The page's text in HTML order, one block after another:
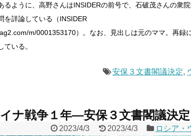
るように、高野さんはINSIDERの前号で、石破茂さんの衆
を詳論している（INSIDER
m/0001353170）。なお、見出しは元のママ。再録
ている。
安保３文書閣議決定,
ナ戦争１年―安保３文書閣議決
2023/4/3 2023/4/3 ロシア・